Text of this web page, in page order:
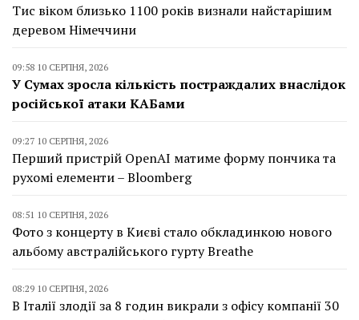
Тис віком близько 1100 років визнали найстарішим
деревом Німеччини
09:58 10 СЕРПНЯ, 2026
У Сумах зросла кількість постраждалих внаслідок
російської атаки КАБами
09:27 10 СЕРПНЯ, 2026
Перший пристрій OpenAI матиме форму пончика та
рухомі елементи – Bloomberg
08:51 10 СЕРПНЯ, 2026
Фото з концерту в Києві стало обкладинкою нового
альбому австралійського гурту Breathe
08:29 10 СЕРПНЯ, 2026
В Італії злодії за 8 годин викрали з офісу компанії 30